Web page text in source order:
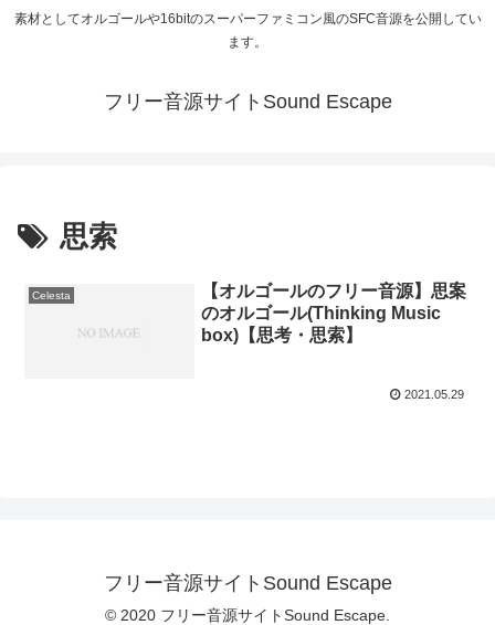
素材としてオルゴールや16bitのスーパーファミコン風のSFC音源を公開してい
ます。
フリー音源サイトSound Escape
思索
Celesta
【オルゴールのフリー音源】思案
のオルゴール(Thinking Music
box)【思考・思索】
2021.05.29
フリー音源サイトSound Escape
© 2020 フリー音源サイトSound Escape.